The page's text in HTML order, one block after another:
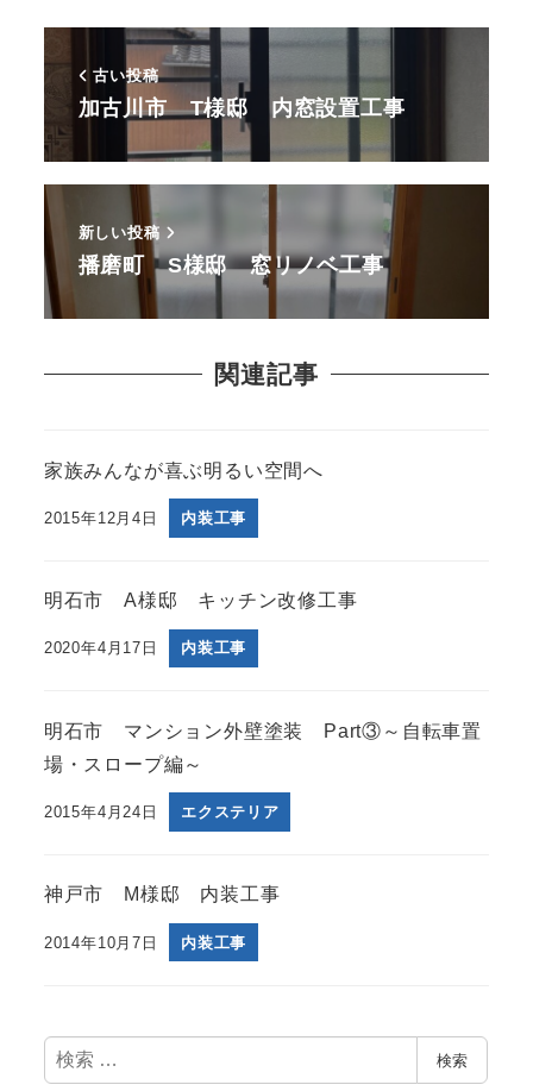
古い投稿
加古川市 T様邸 内窓設置工事
新しい投稿
播磨町 S様邸 窓リノベ工事
関連記事
家族みんなが喜ぶ明るい空間へ
2015年12月4日 内装工事
明石市 A様邸 キッチン改修工事
2020年4月17日 内装工事
明石市 マンション外壁塗装 Part③～自転車置
場・スロープ編～
2015年4月24日 エクステリア
神戸市 M様邸 内装工事
2014年10月7日 内装工事
検
索
検索